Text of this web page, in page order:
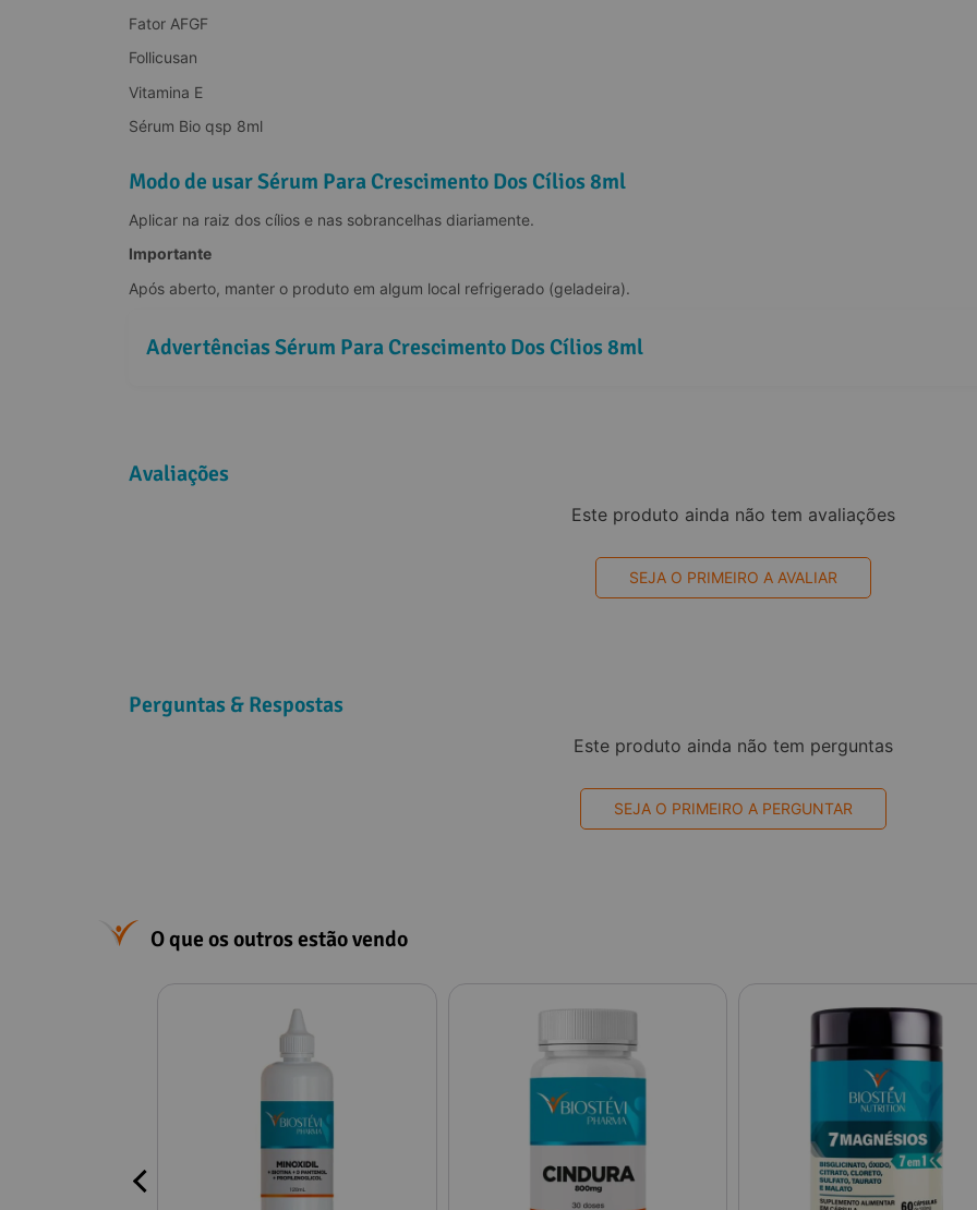
Fator AFGF
Follicusan
Vitamina E
Sérum Bio qsp 8ml
Modo de usar Sérum Para Crescimento Dos Cílios 8ml
Aplicar na raiz dos cílios e nas sobrancelhas diariamente.
Importante
Após aberto, manter o produto em algum local refrigerado (geladeira).
Advertências Sérum Para Crescimento Dos Cílios 8ml
Avaliações
Este produto ainda não tem avaliações
SEJA O PRIMEIRO A AVALIAR
Perguntas & Respostas
Este produto ainda não tem perguntas
SEJA O PRIMEIRO A PERGUNTAR
O que os outros estão vendo